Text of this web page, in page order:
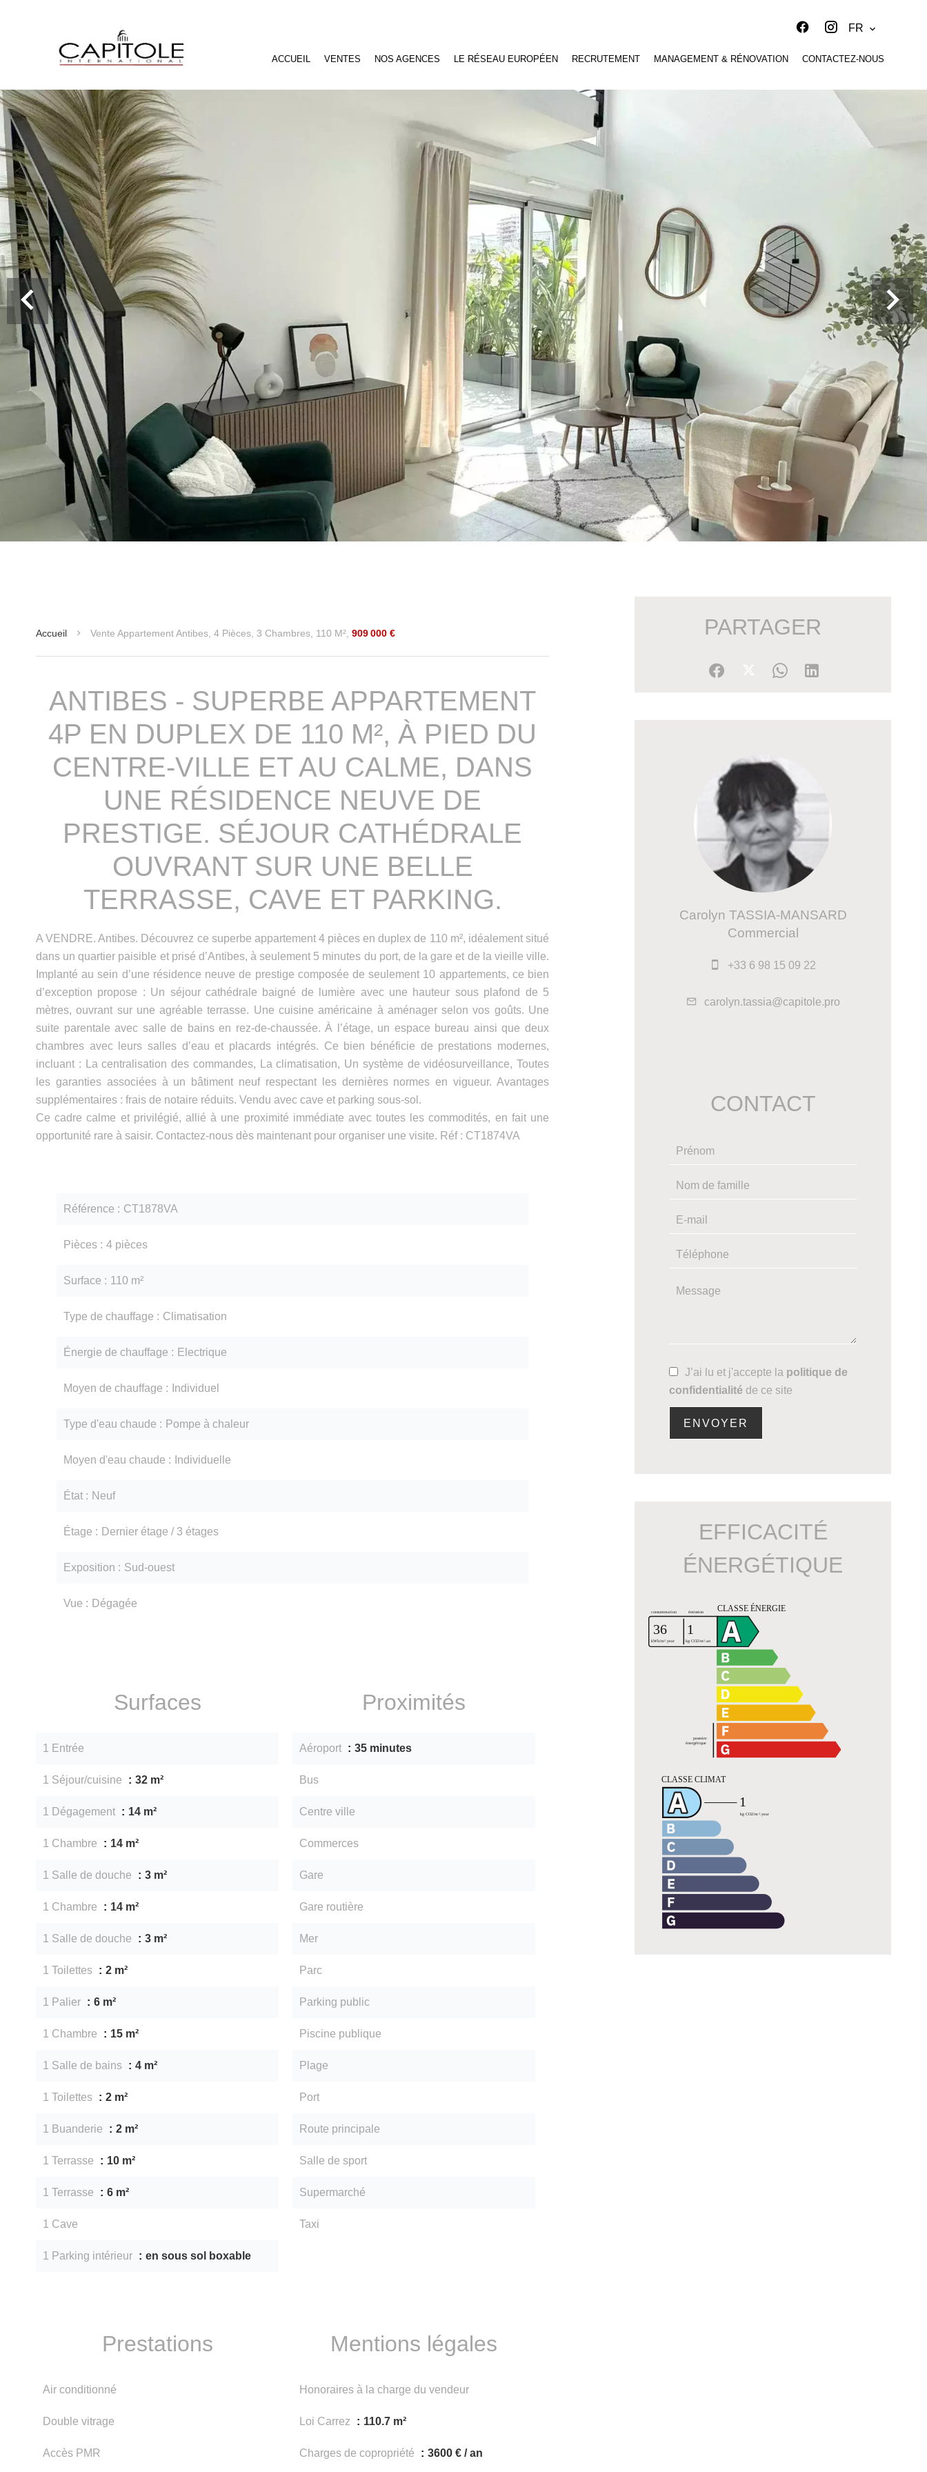
FR
ACCUEIL VENTES NOS AGENCES LE RÉSEAU EUROPÉEN RECRUTEMENT MANAGEMENT & RÉNOVATION CONTACTEZ-NOUS
Accueil Vente Appartement Antibes, 4 Pièces, 3 Chambres, 110 M², 909 000 €
ANTIBES - SUPERBE APPARTEMENT
4P EN DUPLEX DE 110 M², À PIED DU
CENTRE-VILLE ET AU CALME, DANS
UNE RÉSIDENCE NEUVE DE
PRESTIGE. SÉJOUR CATHÉDRALE
OUVRANT SUR UNE BELLE
TERRASSE, CAVE ET PARKING.
A VENDRE. Antibes. Découvrez ce superbe appartement 4 pièces en duplex de 110 m², idéalement situé
dans un quartier paisible et prisé d’Antibes, à seulement 5 minutes du port, de la gare et de la vieille ville.
Implanté au sein d’une résidence neuve de prestige composée de seulement 10 appartements, ce bien
d’exception propose : Un séjour cathédrale baigné de lumière avec une hauteur sous plafond de 5
mètres, ouvrant sur une agréable terrasse. Une cuisine américaine à aménager selon vos goûts. Une
suite parentale avec salle de bains en rez-de-chaussée. À l’étage, un espace bureau ainsi que deux
chambres avec leurs salles d’eau et placards intégrés. Ce bien bénéficie de prestations modernes,
incluant : La centralisation des commandes, La climatisation, Un système de vidéosurveillance, Toutes
les garanties associées à un bâtiment neuf respectant les dernières normes en vigueur. Avantages
supplémentaires : frais de notaire réduits. Vendu avec cave et parking sous-sol.
Ce cadre calme et privilégié, allié à une proximité immédiate avec toutes les commodités, en fait une
opportunité rare à saisir. Contactez-nous dès maintenant pour organiser une visite. Réf : CT1874VA
Référence CT1878VA
Pièces 4 pièces
Surface 110 m²
Type de chauffage Climatisation
Énergie de chauffage Electrique
Moyen de chauffage Individuel
Type d'eau chaude Pompe à chaleur
Moyen d'eau chaude Individuelle
État Neuf
Étage Dernier étage / 3 étages
Exposition Sud-ouest
Vue Dégagée
Surfaces
1 Entrée
1 Séjour/cuisine 32 m²
1 Dégagement 14 m²
1 Chambre 14 m²
1 Salle de douche 3 m²
1 Chambre 14 m²
1 Salle de douche 3 m²
1 Toilettes 2 m²
1 Palier 6 m²
1 Chambre 15 m²
1 Salle de bains 4 m²
1 Toilettes 2 m²
1 Buanderie 2 m²
1 Terrasse 10 m²
1 Terrasse 6 m²
1 Cave
1 Parking intérieur en sous sol boxable
Proximités
Aéroport 35 minutes
Bus
Centre ville
Commerces
Gare
Gare routière
Mer
Parc
Parking public
Piscine publique
Plage
Port
Route principale
Salle de sport
Supermarché
Taxi
Prestations
Air conditionné
Double vitrage
Accès PMR
Mentions légales
Honoraires à la charge du vendeur
Loi Carrez 110.7 m²
Charges de copropriété 3600 € / an
PARTAGER
Carolyn TASSIA-MANSARD
Commercial
+33 6 98 15 09 22
carolyn.tassia@capitole.pro
CONTACT
J’ai lu et j'accepte la politique de
confidentialité de ce site
ENVOYER
EFFICACITÉ
ÉNERGÉTIQUE